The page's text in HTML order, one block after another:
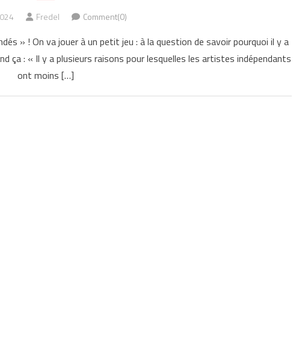
Fredel Comment(0)
» ! On va jouer à un petit jeu : à la question de savoir pourquoi il y a
ça : « Il y a plusieurs raisons pour lesquelles les artistes indépendants
ont moins […]